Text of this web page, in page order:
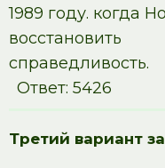
1989 году. когда
справедливость.
Ответ: 5426
Третий вариант